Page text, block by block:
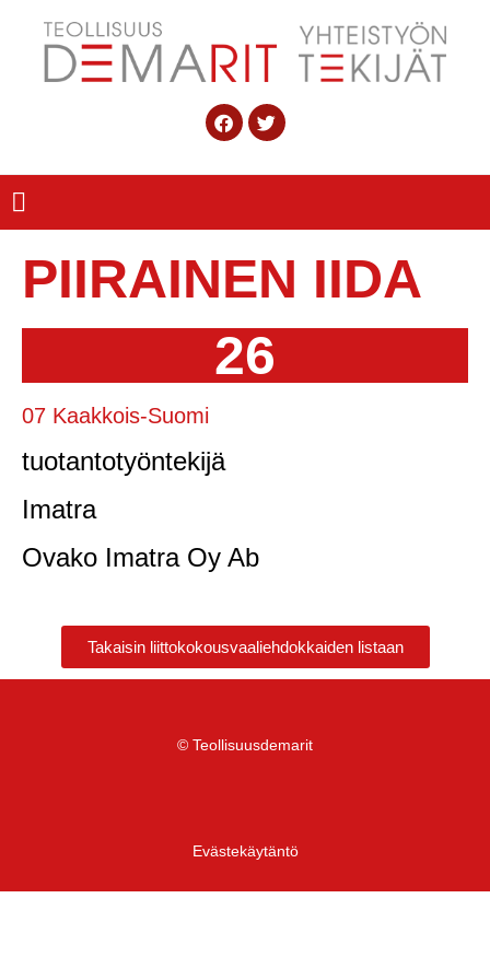
PIIRAINEN IIDA
26
07 Kaakkois-Suomi
tuotantotyöntekijä
Imatra
Ovako Imatra Oy Ab
Takaisin liittokokousvaaliehdokkaiden listaan
© Teollisuusdemarit
Evästekäytäntö